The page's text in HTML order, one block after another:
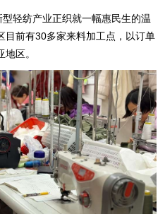
轻纺产业正织就一幅惠民生的温
目前有30多家来料加工点，以订单
区。